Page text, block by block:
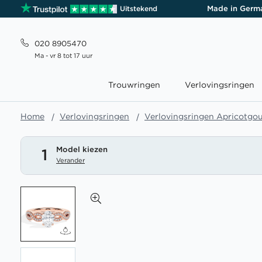
Uitstekend Made in
020 8905470
Ma - vr 8 tot 17 uur
Trouwringen Verlovingsringen
Home Verlovingsringen Verlovingsringen
1 Model kiezen
Verander
het
van